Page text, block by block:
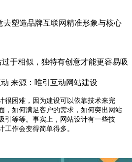
去塑造品牌互联网精准形象与核心
于相似，独特有创意才能更容易吸
来源：唯引互动网站建设
很困难，因为建设可以依靠技术来完
，如何满足客户的需求，如何突出网站
引等等。事实上，网站设计有一些技
工作会变得简单得多。